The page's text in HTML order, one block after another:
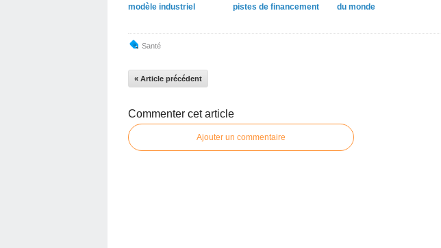
modèle industriel
pistes de financement
du monde
Santé
« Article précédent
Commenter cet article
Ajouter un commentaire